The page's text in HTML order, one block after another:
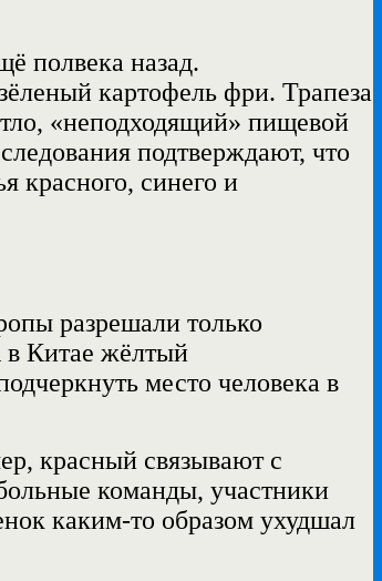
полвека назад.
картофель фри. Трапеза
«неподходящий» пищевой
подтверждают, что
красного, синего и
разрешали только
в Китае жёлтый
место человека в
красный связываютс
команды, участники
каким‑то образом ухудшал